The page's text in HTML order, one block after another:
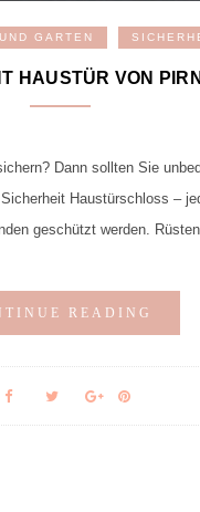
GARTEN
HAUSTÜR VON
Dann sollten Sie
Haustürschloss –
geschützt werden.
READING